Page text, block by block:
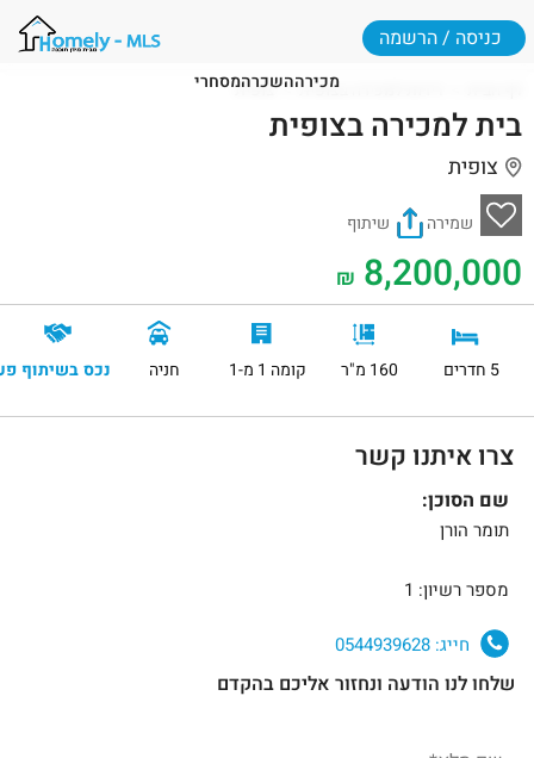
מכירההשכרהמסחרי
כניסה / הרשמה
דירות למכירה בצופית צופית
בית למכירה בצופית
צופית
שמירה שיתוף
8,200,000
₪
5 חדרים 160 מ"ר קומה 1 מ-1 חניה נכס בשיתוף
צרו איתנו קשר
שם הסוכן:
תומר הורן
מספר רשיון: 1
חייג:
שלחו לנו הודעה ונחזור אליכם בהקדם